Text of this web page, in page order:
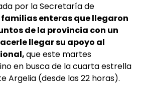
por la Secretaría de
familias enteras que llegaron
de la provincia con un
llegar su apoyo al
que este martes
en busca de la cuarta estrella
Argelia (desde las 22 horas).